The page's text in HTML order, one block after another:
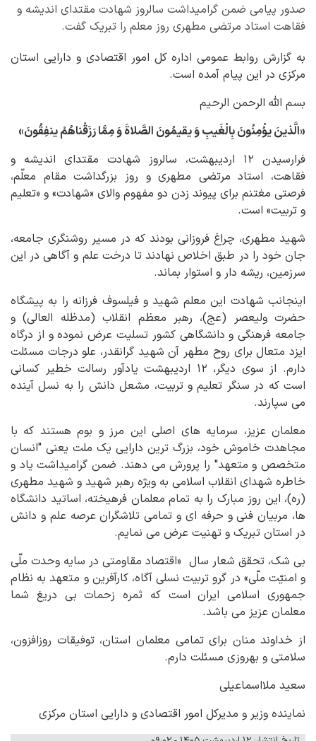
صدور پیامی ضمن گرامیداشت سالروز شهادت مقتدای اندیشه و
فقاهت استاد مرتضی مطهری روز معلم را تبریک گفت.
به گزارش روابط عمومی اداره کل امور اقتصادی و دارایی استان
مرکزی در این پیام آمده است.
بسم الله الرحمن الرحیم
«الَّذینَ یؤْمِنُونَ بِالْغَیبِ وَ یقیمُونَ الصَّلاةَ وَ مِمَّا رَزَقْناهُمْ ینفِقُونَ»
فرارسیدن ۱۲ اردیبهشت، سالروز شهادت مقتدای اندیشه و
فقاهت، استاد مرتضی مطهری و روز بزرگداشت مقام معلّم،
فرصتی مغتنم برای پیوند زدن دو مفهوم والای «شهادت» و «تعلیم
و تربیت» است.
شهید مطهری، چراغ فروزانی بودند که در مسیر روشنگری جامعه،
جان خود را در طبق اخلاص نهادند تا درخت علم و آگاهی در این
سرزمین، ریشه دار و استوار بماند.
اینجانب شهادت این معلم شهید و فیلسوف فرزانه را به پیشگاه
حضرت ولیعصر (عج)، رهبر معظم انقلاب (مدظله العالی) و
جامعه فرهنگی و دانشگاهی کشور تسلیت عرض نموده و از درگاه
ایزد متعال برای روح مطهر آن شهید گرانقدر، علو درجات مسئلت
دارم. از سوی دیگر، ۱۲ اردیبهشت یادآور رسالت خطیر کسانی
است که در سنگر تعلیم و تربیت، مشعل دانش را به نسل آینده
می سپارند.
معلمان عزیز، سرمایه های اصلی این مرز و بوم هستند که با
مجاهدت خاموش خود، بزرگ ترین دارایی یک ملت یعنی "انسان
متخصص و متعهد" را پرورش می دهند. ضمن گرامیداشت یاد و
خاطره شهدای انقلاب اسلامی به ویژه رهبر شهید و شهید مطهری
(ره)، این روز مبارک را به تمام معلمان فرهیخته، اساتید دانشگاه
ها، مربیان فنی و حرفه ای و تمامی تلاشگران عرصه علم و دانش
در استان تبریک و تهنیت عرض می نمایم.
بی شک، تحقق شعار سال «اقتصاد مقاومتی در سایه وحدت ملّی
و امنیّت ملّی» در گرو تربیت نسلی آگاه، کارآفرین و متعهد به نظام
جمهوری اسلامی ایران است که ثمره زحمات بی دریغ شما
معلمان عزیز می باشد.
از خداوند منان برای تمامی معلمان استان، توفیقات روزافزون،
سلامتی و بهروزی مسئلت دارم.
سعید ملااسماعیلی
نماینده وزیر و مدیرکل امور اقتصادی و دارایی استان مرکزی